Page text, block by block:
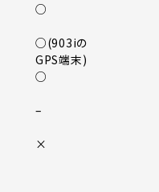
○
○(903iの
GPS端末)
○
–
×